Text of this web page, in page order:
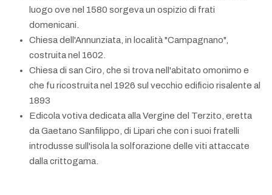
luogo ove nel 1580 sorgeva un ospizio di frati
domenicani.
Chiesa dell'Annunziata, in località "Campagnano",
costruita nel 1602.
Chiesa di san Ciro, che si trova nell'abitato omonimo e
che fu ricostruita nel 1926 sul vecchio edificio risalente al
1893
Edicola votiva dedicata alla Vergine del Terzito, eretta
da Gaetano Sanfilippo, di Lipari che con i suoi fratelli
introdusse sull'isola la solforazione delle viti attaccate
dalla crittogama.